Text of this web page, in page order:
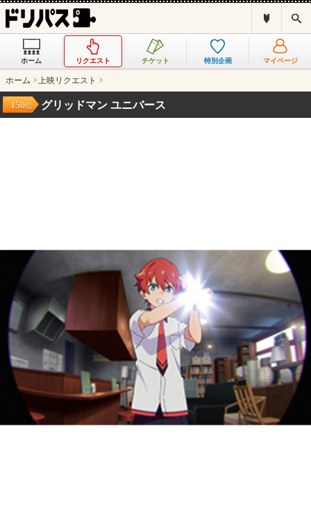
ス
ホーム リクエスト チケット 特別企画 マイページ
ホーム 上映リクエスト
グリッドマン ユニバース
150位